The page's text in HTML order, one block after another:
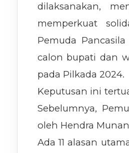
dilaksanakan,
memperkuat
Pemuda
calon bupati dan
pada Pilkada 2024.
Keputusan ini
Sebelumnya,
oleh Hendra
Ada 11 alasan